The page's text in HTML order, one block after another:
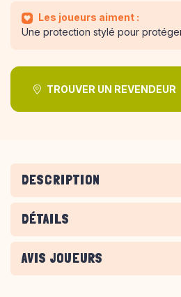
Les joueurs aiment :
Une protection stylé pour
TROUVER UN REVENDEUR
DESCRIPTION
DÉTAILS
AVIS JOUEURS